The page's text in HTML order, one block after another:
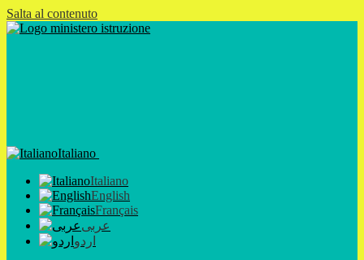
Salta al contenuto
Italiano
Italiano
English
Français
عربى
اردو